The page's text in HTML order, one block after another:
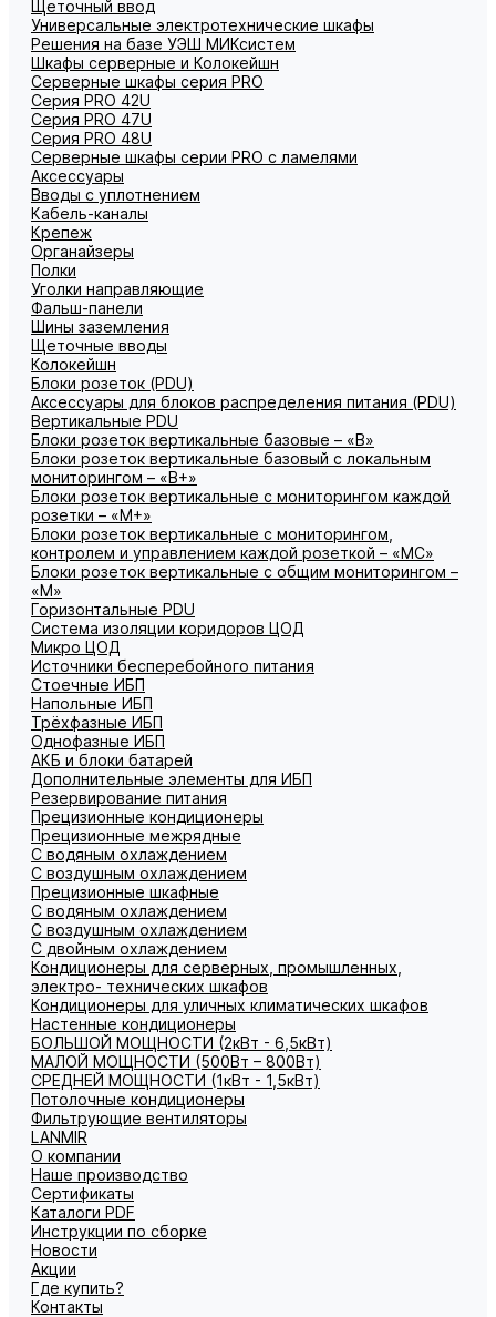
Щеточный ввод
Универсальные электротехнические шкафы
Решения на базе УЭШ МИКсистем
Шкафы серверные и Колокейшн
Серверные шкафы серия PRO
Серия PRO 42U
Серия PRO 47U
Серия PRO 48U
Серверные шкафы серии PRO с ламелями
Аксессуары
Вводы с уплотнением
Кабель-каналы
Крепеж
Органайзеры
Полки
Уголки направляющие
Фальш-панели
Шины заземления
Щеточные вводы
Колокейшн
Блоки розеток (PDU)
Аксессуары для блоков распределения питания (PDU)
Вертикальные PDU
Блоки розеток вертикальные базовые – «В»
Блоки розеток вертикальные базовый с локальным
мониторингом – «В+»
Блоки розеток вертикальные с мониторингом каждой
розетки – «М+»
Блоки розеток вертикальные с мониторингом,
контролем и управлением каждой розеткой – «МС»
Блоки розеток вертикальные с общим мониторингом –
«М»
Горизонтальные PDU
Система изоляции коридоров ЦОД
Микро ЦОД
Источники бесперебойного питания
Стоечные ИБП
Напольные ИБП
Трёхфазные ИБП
Однофазные ИБП
АКБ и блоки батарей
Дополнительные элементы для ИБП
Резервирование питания
Прецизионные кондиционеры
Прецизионные межрядные
С водяным охлаждением
С воздушным охлаждением
Прецизионные шкафные
С водяным охлаждением
С воздушным охлаждением
С двойным охлаждением
Кондиционеры для серверных, промышленных,
электро- технических шкафов
Кондиционеры для уличных климатических шкафов
Настенные кондиционеры
БОЛЬШОЙ МОЩНОСТИ (2кВт - 6,5кВт)
МАЛОЙ МОЩНОСТИ (500Вт – 800Вт)
СРЕДНЕЙ МОЩНОСТИ (1кВт - 1,5кВт)
Потолочные кондиционеры
Фильтрующие вентиляторы
LANMIR
О компании
Наше производство
Сертификаты
Каталоги PDF
Инструкции по сборке
Новости
Акции
Где купить?
Контакты